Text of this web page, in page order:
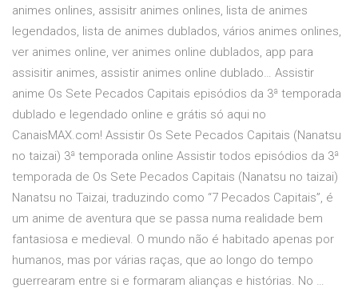
animes onlines, assisitr animes onlines, lista de animes
legendados, lista de animes dublados, vários animes onlines,
ver animes online, ver animes online dublados, app para
assisitir animes, assistir animes online dublado… Assistir
anime Os Sete Pecados Capitais episódios da 3ª temporada
dublado e legendado online e grátis só aqui no
CanaisMAX.com! Assistir Os Sete Pecados Capitais (Nanatsu
no taizai) 3ª temporada online Assistir todos episódios da 3ª
temporada de Os Sete Pecados Capitais (Nanatsu no taizai)
Nanatsu no Taizai, traduzindo como “7 Pecados Capitais”, é
um anime de aventura que se passa numa realidade bem
fantasiosa e medieval. O mundo não é habitado apenas por
humanos, mas por várias raças, que ao longo do tempo
guerrearam entre si e formaram alianças e histórias. No …